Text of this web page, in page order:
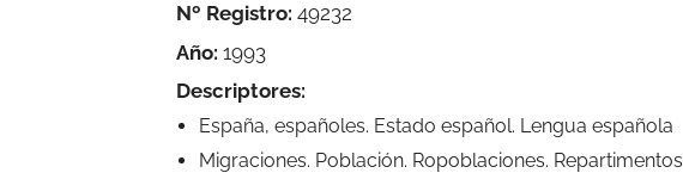
Nº Registro: 49232
Año: 1993
Descriptores:
España, españoles. Estado español. Lengua española
Migraciones. Población. Ropoblaciones. Repartimentos